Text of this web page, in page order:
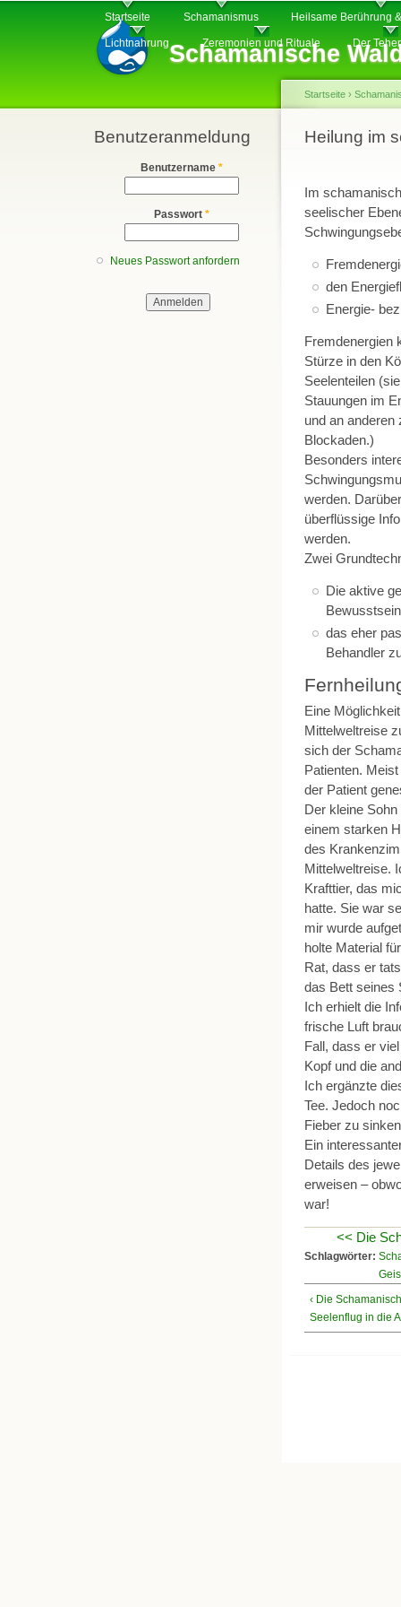
Schamanische
Hauptmenü
Startseite Schamanismus Heilsame Berührung
Lichtnahrung Zeremonien und Rituale Der
Benutzeranmeldung
Benutzername *
Passwort *
Neues Passwort anfordern
Sie sind hier
Startseite ›
Heilung im
Im
seelischer
den
Energie-
Fremdenergien
Stürze in den
Seelenteilen
Stauungen im
und an anderen
Blockaden.)
Besonders
werden.
überflüssige
werden.
Zwei
Die aktive
das eher
Behandler
Eine
Mittelweltreise
sich der
Patienten.
der Patient
Der kleine
einem starken
des
Mittelweltreise.
Krafttier, das
hatte. Sie war
mir wurde
holte Material
Rat, dass er
das Bett seines
Ich erhielt die
frische Luft
Fall, dass er
Kopf und die
Ich ergänzte
Tee. Jedoch
Fieber zu
Ein
Details des
erweisen –
war!
<< Die
Schlagwörter:
‹ Die
Seelenflug in die